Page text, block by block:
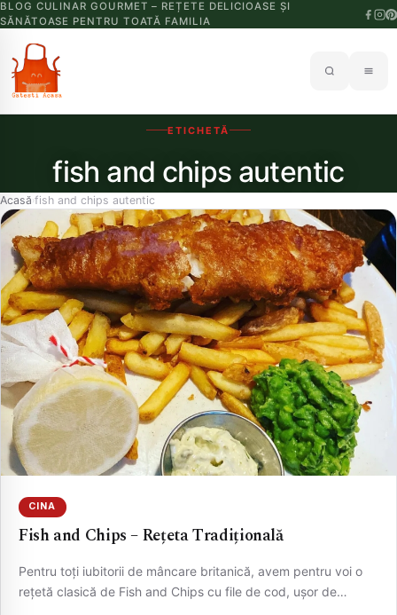
BLOG CULINAR GOURMET – REȚETE DELICIOASE ȘI
SĂNĂTOASE PENTRU TOATĂ FAMILIA
ETICHETĂ
fish and chips autentic
Acasă›fish and chips autentic
CINA
Fish and Chips – Rețeta Tradițională
Pentru toți iubitorii de mâncare britanică, avem pentru voi o
rețetă clasică de Fish and Chips cu file de cod, ușor de…